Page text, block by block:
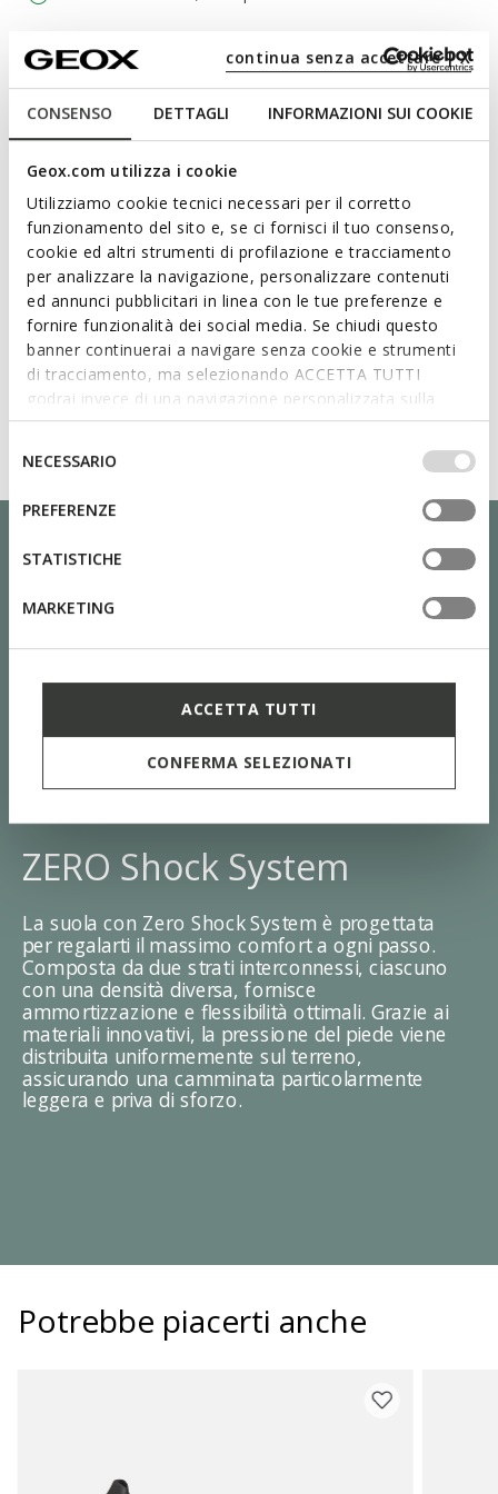
CONSENSO DETTAGLI INFORMAZIONI SUI COOKIE
Geox.com utilizza i cookie
Utilizziamo cookie tecnici necessari per il corretto
funzionamento del sito e, se ci fornisci il tuo consenso,
cookie ed altri strumenti di profilazione e tracciamento
per analizzare la navigazione, personalizzare contenuti
ed annunci pubblicitari in linea con le tue preferenze e
fornire funzionalità dei social media. Se chiudi questo
banner continuerai a navigare senza cookie e strumenti
di tracciamento, ma selezionando ACCETTA TUTTI
godrai invece di una navigazione personalizzata sulla
base dei tuoi gusti ed interessi. Selezionando
IMPOSTAZIONI potrai anche scegliere quali cookies ed
altri strumenti di tracciamento autorizzare. Per maggiori
informazioni o per modificare in qualsiasi momento le
tue impostazioni, visita la nostra
consenso
NECESSARIO
PREFERENZE
STATISTICHE
MARKETING
ACCETTA TUTTI
CONFERMA SELEZIONATI
continua senza accettare | X
Tecnologie
ZERO Shock System
La suola con Zero Shock System è progettata
per regalarti il massimo comfort a ogni passo.
Composta da due strati interconnessi, ciascuno
con una densità diversa, fornisce
ammortizzazione e flessibilità ottimali. Grazie ai
materiali innovativi, la pressione del piede viene
distribuita uniformemente sul terreno,
assicurando una camminata particolarmente
leggera e priva di sforzo.
Potrebbe piacerti anche